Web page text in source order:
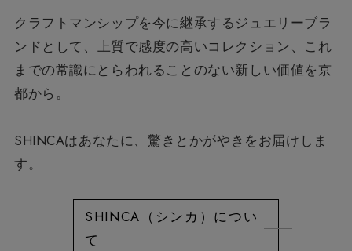
クラフトマンシップを今に継承するジュエリーブラ
ンドとして、 上質で感度の高いコレクション、 これ
までの常識にとらわれることのない新しい価値を京
都から。
SHINCAはあなたに、驚きとかがやきをお届けしま
す。
SHINCA（シンカ）につい
て